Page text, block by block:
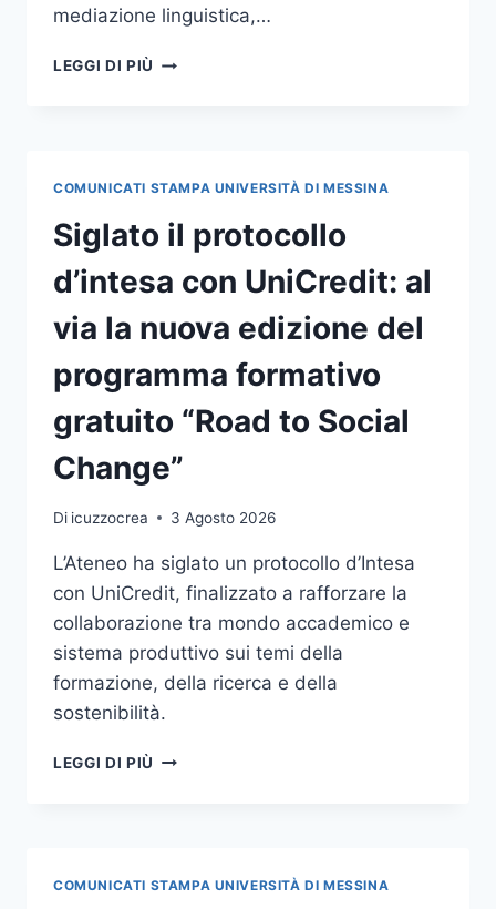
mediazione linguistica,…
LEGGI DI PIÙ L’ATENEO
VITTIME
DEL
DI
COMUNICATI STAMPA UNIVERSITÀ DI MESSINA
Siglato il protocollo
d’intesa con UniCredit: al
via la nuova edizione del
programma formativo
gratuito “Road to Social
Change”
Di icuzzocrea 3 Agosto 2026
L’Ateneo ha siglato un protocollo d’Intesa
con UniCredit, finalizzato a rafforzare la
collaborazione tra mondo accademico e
sistema produttivo sui temi della
formazione, della ricerca e della
sostenibilità.
LEGGI DI PIÙ SIGLATO
COMUNICATI STAMPA UNIVERSITÀ DI MESSINA